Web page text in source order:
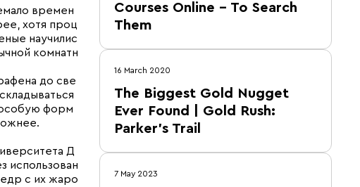
времен
хотя проц
научилис
комнатн
до све
особую форм
Д
использован
с их жаро
Courses Online – To Search
Them
16 March 2020
The Biggest Gold Nugget
Ever Found | Gold Rush:
Parker's Trail
7 May 2023